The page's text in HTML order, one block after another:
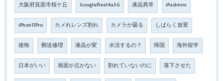
大阪府箕面市桜ケ丘 GooglePixel4a5G 液晶異常 iPadmini
iPhon11Pro カメれレンズ割れ カメラが曇る しばらく放置
後悔 郵送修理 液晶が変 水没するの？ 帰国 海外留学
日本がいい 画面が点かない 割れていないのに 落下させた